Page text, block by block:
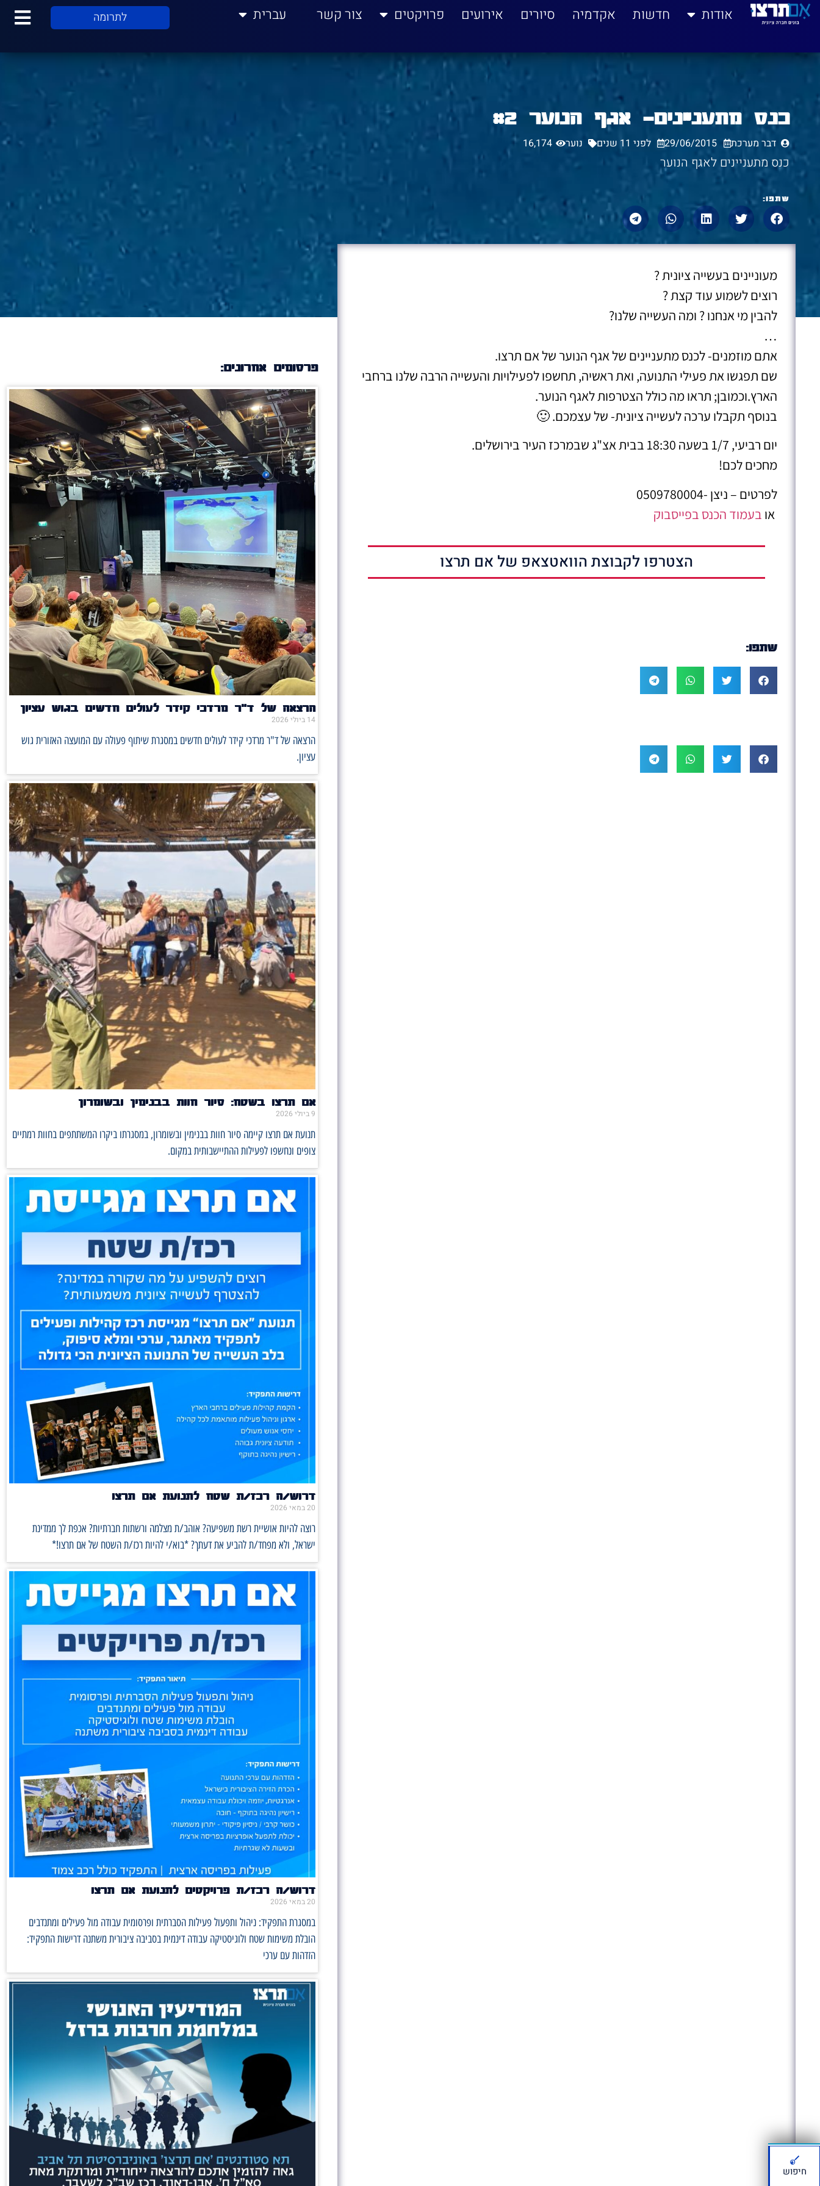
לתוכן אודות חדשות אקדמיה סיורים אירועים פרויקטים צור קשר עברית לתרומה
כנס מתעניינים- אגף הנוער #2
דבר מערכת 29/06/2015 לפני 11 שנים נוער 16,174
כנס מתעניינים לאגף הנוער
שתפו:
מעוניינים בעשייה ציונית ?
רוצים לשמוע עוד קצת ?
להבין מי אנחנו ? ומה העשייה שלנו?
…
אתם מוזמנים- לכנס מתעניינים של אגף הנוער של אם תרצו.
שם תפגשו את פעילי התנועה, ואת ראשיה, תחשפו לפעילויות והעשייה הרבה שלנו ברחבי
הארץ.וכמובן; תראו מה כולל הצטרפות לאגף הנוער.
בנוסף תקבלו ערכה לעשייה ציונית- של עצמכם. 🙂
יום רביעי, 1/7 בשעה 18:30 בבית אצ"ג שבמרכז העיר בירושלים.
מחכים לכם!
לפרטים – ניצן -0509780004
או בעמוד הכנס בפייסבוק
הצטרפו לקבוצת הוואטצאפ של אם תרצו
שתפו:
פרסומים אחרונים:
הרצאה של ד"ר מרדכי קידר לעולים חדשים בגוש עציון
14 ביולי 2026
הרצאה של ד"ר מרדכי קידר לעולים חדשים במסגרת שיתוף פעולה עם המועצה האזורית גוש
עציון.
אם תרצו בשטח: סיור חוות בבנימין ובשומרון
9 ביולי 2026
תנועת אם תרצו קיימה סיור חוות בבנימין ובשומרון, במסגרתו ביקרו המשתתפים בחוות רמתיים
צופים ונחשפו לפעילות ההתיישבותית במקום.
דרוש/ה רכז/ת שטח לתנועת אם תרצו
20 במאי 2026
רוצה להיות אושיית רשת משפיעה? אוהב/ת מצלמה ורשתות חברתיות? אכפת לך ממדינת
ישראל, ולא מפחד/ת להביע את דעתך? *בוא/י להיות רכז/ת השטח של אם תרצו!*
דרוש/ה רכז/ת פרויקטים לתנועת אם תרצו
20 במאי 2026
במסגרת התפקיד: ניהול ותפעול פעילות הסברתית ופרסומית עבודה מול פעילים ומתנדבים
הובלת משימות שטח ולוגיסטיקה עבודה דינמית בסביבה ציבורית משתנה דרישות התפקיד:
הזדהות עם ערכי
חיפוש